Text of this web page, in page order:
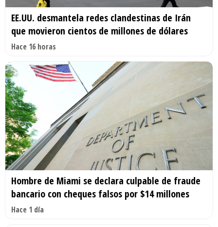
EE.UU. desmantela redes clandestinas de Irán
que movieron cientos de millones de dólares
Hace 16 horas
Hombre de Miami se declara culpable de fraude
bancario con cheques falsos por $14 millones
Hace 1 día